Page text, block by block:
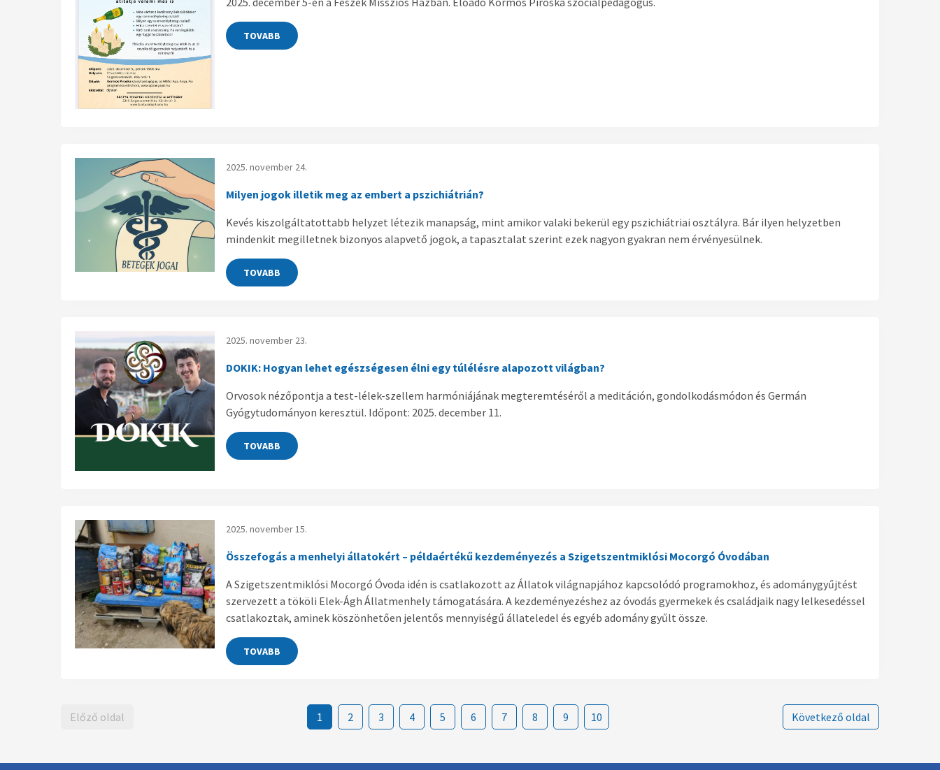
TOVABB
2025. november 24.
Milyen jogok illetik meg az embert a pszichiátrián?
Kevés kiszolgáltatottabb helyzet létezik manapság, mint amikor valaki bekerül egy pszichiátriai osztályra. Bár ilyen helyzetben
mindenkit megilletnek bizonyos alapvető jogok, a tapasztalat szerint ezek nagyon gyakran nem érvényesülnek.
TOVABB
2025. november 23.
DOKIK: Hogyan lehet egészségesen élni egy túlélésre alapozott világban?
Orvosok nézőpontja a test-lélek-szellem harmóniájának megteremtéséről a meditáción, gondolkodásmódon és Germán
Gyógytudományon keresztül. Időpont: 2025. december 11.
TOVABB
2025. november 15.
Összefogás a menhelyi állatokért – példaértékű kezdeményezés a Szigetszentmiklósi Mocorgó Óvodában
A Szigetszentmiklósi Mocorgó Óvoda idén is csatlakozott az Állatok világnapjához kapcsolódó programokhoz, és adománygyűjtést
szervezett a tököli Elek-Ágh Állatmenhely támogatására. A kezdeményezéshez az óvodás gyermekek és családjaik nagy lelkesedéssel
csatlakoztak, aminek köszönhetően jelentős mennyiségű állateledel és egyéb adomány gyűlt össze.
TOVABB
Előző oldal 1 2 3 4 5 6 7 8 9 10 Következő oldal